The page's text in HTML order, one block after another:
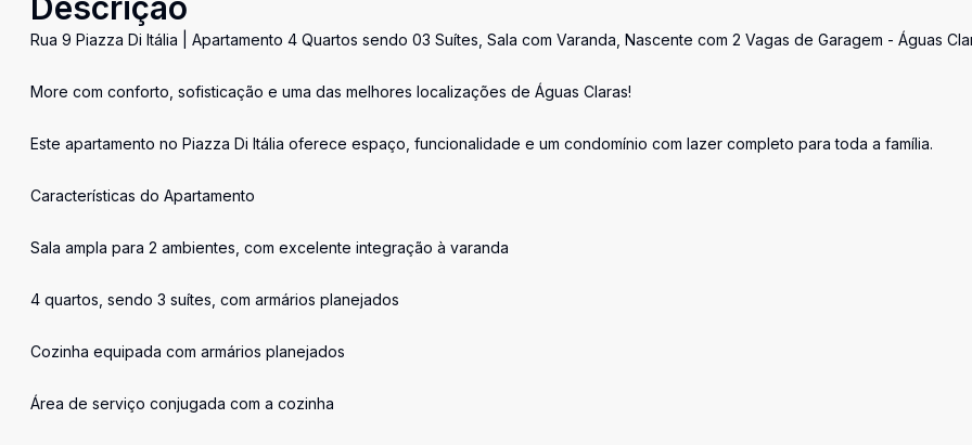
Rua 9 Piazza Di Itália | Apartamento 4 Quartos sendo 03 Suítes, Sala com Varanda, Nascente com 2 Vagas de Garagem - Águas
More com conforto, sofisticação e uma das melhores localizações de Águas Claras!
Este apartamento no Piazza Di Itália oferece espaço, funcionalidade e um condomínio com lazer completo para toda a família.
Características do Apartamento
Sala ampla para 2 ambientes, com excelente integração à varanda
4 quartos, sendo 3 suítes, com armários planejados
Cozinha equipada com armários planejados
Área de serviço conjugada com a cozinha